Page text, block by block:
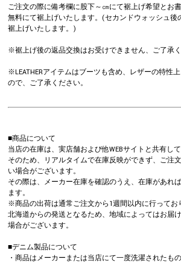
ご注文の際に備考欄に股下～㎝にて裾上げ希望とお書
無料にて裾上げいたします。(セカンドウォッシュ後
裾上げいたします。)
※裾上げ後の返品交換はお受けできません、ご了承く
※LEATHERアイテムはブーツも含め、レザーの特性
ので、ご了承ください。
■商品について
当店の在庫は、実店舗および他WEBサイトと共有して
そのため、リアルタイムで在庫反映ができず、ご注
い場合がございます。
その際は、メーカー在庫を確認のうえ、在庫があれ
ます。
※商品の出荷は通常ご注文から1週間以内に行ってお
北海道からの発送となるため、地域によってはお届
場合がございます。
■デニム製品について
・商品はメーカーまたは当店にて一度洗濯されたもの